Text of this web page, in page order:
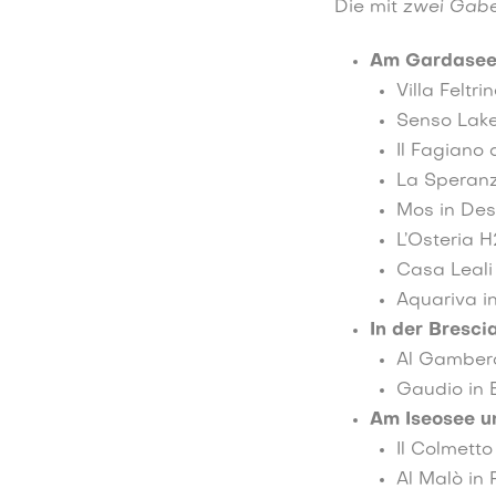
Die mit zwei
Am
Villa
Senso
Il Fagiano
La
Mos in
L’Osteria
Casa
Aquariva
In der
Al
Gaudio in
Am Iseosee
Il
Al Malò in